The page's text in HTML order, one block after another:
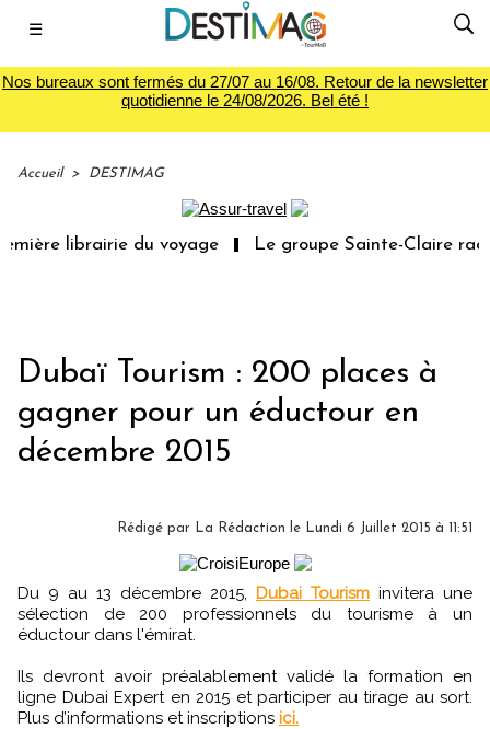
☰
Nos bureaux sont fermés du 27/07 au 16/08. Retour de la newsletter
quotidienne le 24/08/2026. Bel été !
Accueil > DESTIMAG
librairie du voyage Le groupe Sainte-Claire
Dubaï Tourism : 200 places à
gagner pour un éductour en
décembre 2015
Rédigé par La Rédaction le Lundi 6 Juillet 2015 à 11:51
Du 9 au 13 décembre 2015, Dubai Tourism invitera une
sélection de 200 professionnels du tourisme à un
éductour dans l'émirat.
Ils devront avoir préalablement validé la formation en
ligne Dubai Expert en 2015 et participer au tirage au sort.
Plus d’informations et inscriptions ici.